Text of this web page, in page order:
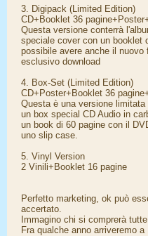
3. Digipack (Limited Edition)
CD+Booklet 36
Questa versione conterrà
speciale cover con un booklet
possibile avere anche il
esclusivo download
4. Box-Set (Limited Edition)
CD+Poster+Booklet 36
Questa è una versione
un box special CD Audio in
un book di 60 pagine con il
uno slip case.
5. Vinyl Version
2 Vinili+Booklet 16 pagine
Perfetto marketing, ok può
accertato.
Immagino chi si comprerà
Fra qualche anno arriveremo